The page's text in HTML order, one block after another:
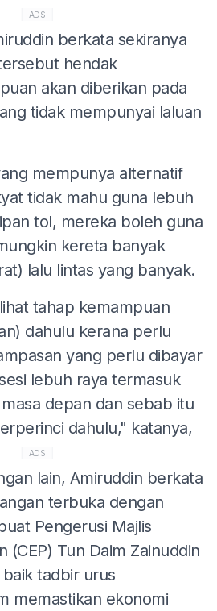
ADS
berkata sekiranya
hendak
akan diberikan pada
tidak mempunyai laluan
mempunya alternatif
tidak mahu guna lebuh
tol, mereka boleh guna
kereta banyak
lalu lintas yang banyak.
tahap kemampuan
dahulu kerana perlu
yang perlu dibayar
lebuh raya termasuk
depan dan sebab itu
dahulu," katanya,
ADS
lain, Amiruddin berkata
terbuka dengan
Pengerusi Majlis
(CEP) Tun Daim Zainuddin
tadbir urus
memastikan ekonomi